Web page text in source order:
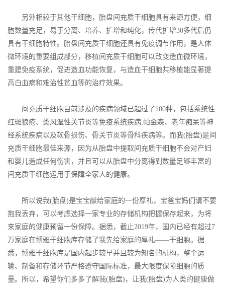
另外相较于其他干细胞，胎盘间充质干细胞具有来源方便，细
胞数量充足，易于分离、培养、扩增和纯化，传代扩增30多代后仍
具有干细胞特性。胎盘间充质干细胞还具有免疫调节作用，是人体
微环境的重要组成部分，移植间充质干细胞可以改变造血微环境，
重建免疫系统，促进造血功能恢复，与造血干细胞共移植能显著提
高白血病和难治性贫血等的治疗效果。
间充质干细胞目前涉及的疾病领域已超过了100种，包括系统性
红斑狼疮、类风湿性关节炎等免疫系统疾病;帕金森、老年痴呆等神
经系统疾病以及软骨损伤、骨关节炎等骨科疾病等。而我(胎盘)是间
充质干细胞最佳来源，因为从胎盘中提取间充质干细胞不会对产妇
和婴儿造成任何伤害，并且可以从胎盘中分离得到数量足够丰富的
间充质干细胞运用于保障全家人的健康。
所以说我(胎盘)是宝宝献给家庭的一份厚礼，宝爸宝妈们请不要
抱我丢弃，可以考虑选择一家专业的存储机构把握保存起来，为将
来家庭的健康预留一份保障。据悉，截止2019年，国内已经有超过7
万家庭在博雅干细胞库存储了我先给家庭的厚礼——干细胞。据
悉，博雅干细胞库是国内起步较早并且较为知名的机构，整个运
输、制备和存储环节严格遵守国际标准，最大限度保障细胞的质
量。所以，希望你们多多了解我(胎盘)，让我(胎盘)为人类的健康做